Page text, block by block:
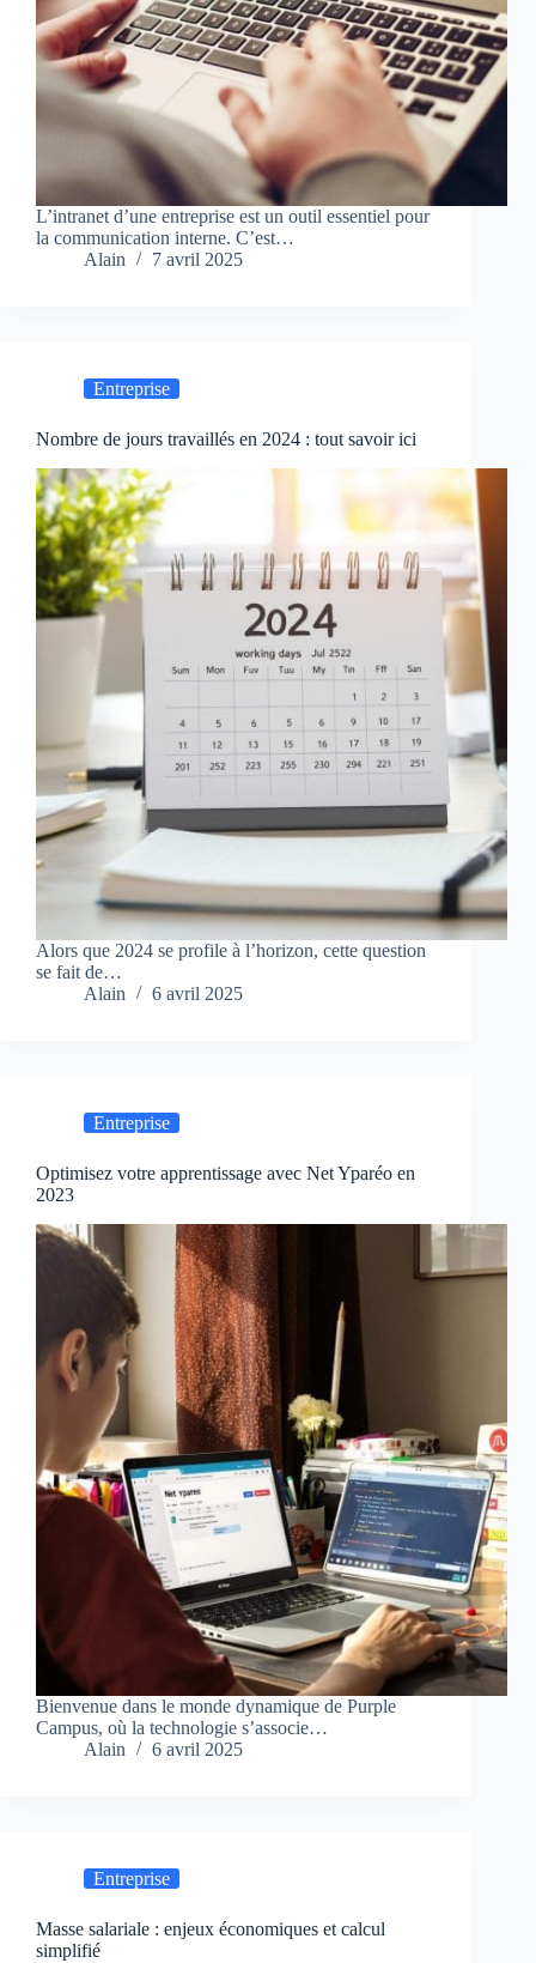
L’intranet d’une entreprise est un outil essentiel pour
la communication interne. C’est…
Alain
7 avril 2025
Entreprise
Nombre de jours travaillés en 2024 : tout savoir ici
Alors que 2024 se profile à l’horizon, cette question
se fait de…
Alain
6 avril 2025
Entreprise
Optimisez votre apprentissage avec Net Yparéo en
2023
Bienvenue dans le monde dynamique de Purple
Campus, où la technologie s’associe…
Alain
6 avril 2025
Entreprise
Masse salariale : enjeux économiques et calcul
simplifié